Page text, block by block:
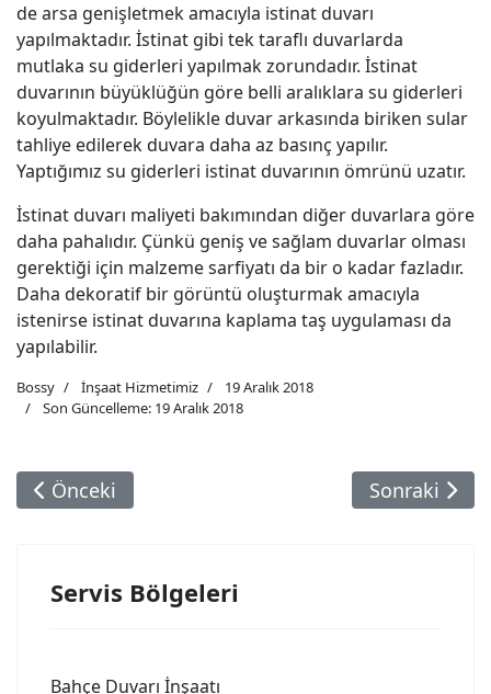
de arsa genişletmek amacıyla istinat duvarı
yapılmaktadır. İstinat gibi tek taraflı duvarlarda
mutlaka su giderleri yapılmak zorundadır. İstinat
duvarının büyüklüğün göre belli aralıklara su giderleri
koyulmaktadır. Böylelikle duvar arkasında biriken sular
tahliye edilerek duvara daha az basınç yapılır.
Yaptığımız su giderleri istinat duvarının ömrünü uzatır.
İstinat duvarı maliyeti bakımından diğer duvarlara göre
daha pahalıdır. Çünkü geniş ve sağlam duvarlar olması
gerektiği için malzeme sarfiyatı da bir o kadar fazladır.
Daha dekoratif bir görüntü oluşturmak amacıyla
istenirse istinat duvarına kaplama taş uygulaması da
yapılabilir.
Bossy İnşaat Hizmetimiz
19 Aralık 2018
Son Güncelleme: 19 Aralık 2018
Önceki Makale: Çatı Sistemleri
Önceki Sonraki
Sonraki
Servis Bölgeleri
Bahçe Duvarı İnşaatı